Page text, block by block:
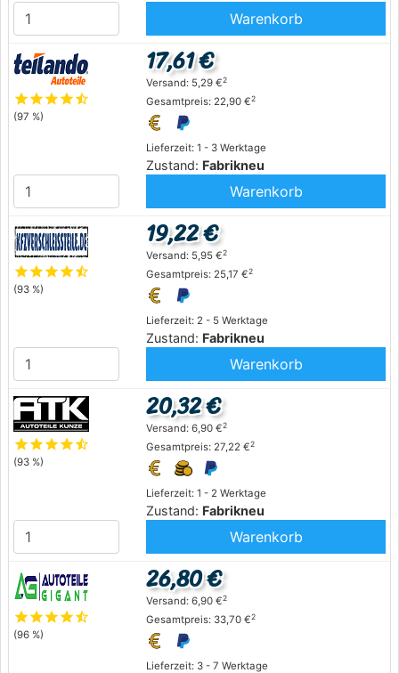
Warenkorb
starstarstarstarstar_half
(97 %)
Lieferzeit: 1 - 3 Werktage
Zustand: Fabrikneu
17,61 €
Versand: 5,29 €2
Gesamtpreis: 22,90 €2
Warenkorb
starstarstarstarstar_half
(93 %)
Lieferzeit: 2 - 5 Werktage
Zustand: Fabrikneu
19,22 €
Versand: 5,95 €2
Gesamtpreis: 25,17 €2
Warenkorb
starstarstarstarstar_half
(93 %)
Lieferzeit: 1 - 2 Werktage
Zustand: Fabrikneu
20,32 €
Versand: 6,90 €2
Gesamtpreis: 27,22 €2
Warenkorb
starstarstarstarstar_half
(96 %)
Lieferzeit: 3 - 7 Werktage
26,80 €
Versand: 6,90 €2
Gesamtpreis: 33,70 €2